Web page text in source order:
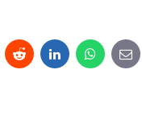
RedditLinkedInWhatsApp
E-
mail